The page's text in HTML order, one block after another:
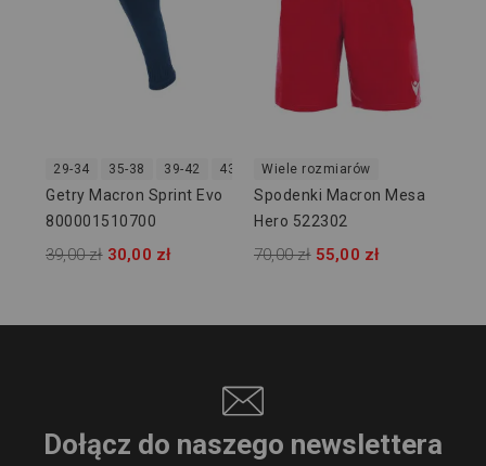
29-34 35-38 39-42 43-46 47-50
Getry Macron Sprint Evo
800001510700
39,00 zł 30,00 zł
Wiele rozmiarów
Spodenki Macron Mesa
Hero 522302
70,00 zł 55,00 zł
Dołącz do naszego newslettera